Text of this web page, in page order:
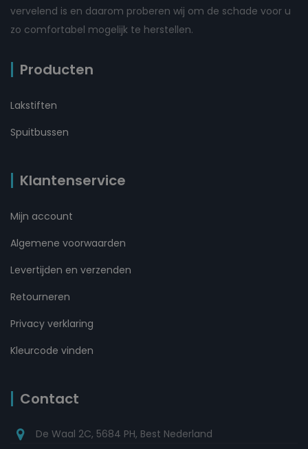
vervelend is en daarom proberen wij om de schade voor u
zo comfortabel mogelijk te herstellen.
Producten
Lakstiften
Spuitbussen
Klantenservice
Mijn account
Algemene voorwaarden
Levertijden en verzenden
Retourneren
Privacy verklaring
Kleurcode vinden
Contact
De Waal 2C, 5684 PH, Best Nederland